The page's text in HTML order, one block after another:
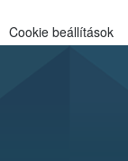
Cookie beállítások